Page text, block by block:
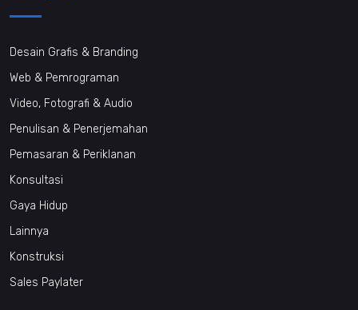
Desain Grafis & Branding
Web & Pemrograman
Video, Fotografi & Audio
Penulisan & Penerjemahan
Pemasaran & Periklanan
Konsultasi
Gaya Hidup
Lainnya
Konstruksi
Sales Paylater